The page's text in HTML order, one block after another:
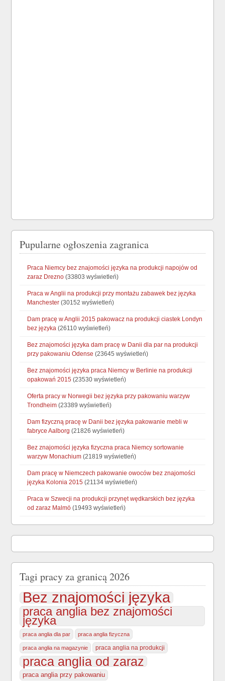
Pupularne ogłoszenia zagranica
Praca Niemcy bez znajomości języka na produkcji napojów od
zaraz Drezno (33803 wyświetleń)
Praca w Anglii na produkcji przy montażu zabawek bez języka
Manchester (30152 wyświetleń)
Dam pracę w Anglii 2015 pakowacz na produkcji ciastek Londyn
bez języka (26110 wyświetleń)
Bez znajomości języka dam pracę w Danii dla par na produkcji
przy pakowaniu Odense (23645 wyświetleń)
Bez znajomości języka praca Niemcy w Berlinie na produkcji
opakowań 2015 (23530 wyświetleń)
Oferta pracy w Norwegii bez języka przy pakowaniu warzyw
Trondheim (23389 wyświetleń)
Dam fizyczną pracę w Danii bez języka pakowanie mebli w
fabryce Aalborg (21826 wyświetleń)
Bez znajomości języka fizyczna praca Niemcy sortowanie
warzyw Monachium (21819 wyświetleń)
Dam pracę w Niemczech pakowanie owoców bez znajomości
języka Kolonia 2015 (21134 wyświetleń)
Praca w Szwecji na produkcji przynęt wędkarskich bez języka
od zaraz Malmö (19493 wyświetleń)
Tagi pracy za granicą 2026
Bez znajomości języka
praca anglia bez znajomości
języka
praca anglia dla par praca anglia fizyczna
praca anglia na magazynie praca anglia na produkcji
praca anglia od zaraz
praca anglia przy pakowaniu